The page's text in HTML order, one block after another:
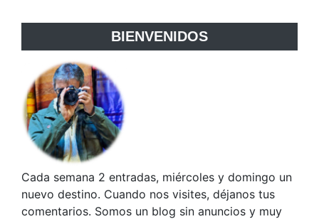
BIENVENIDOS
Cada semana 2 entradas, miércoles y domingo un
nuevo destino. Cuando nos visites, déjanos tus
comentarios. Somos un blog sin anuncios y muy